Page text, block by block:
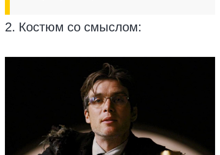
2. Костюм со смыслом: